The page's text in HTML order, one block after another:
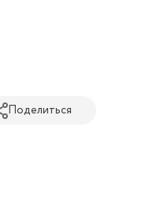
Поделиться